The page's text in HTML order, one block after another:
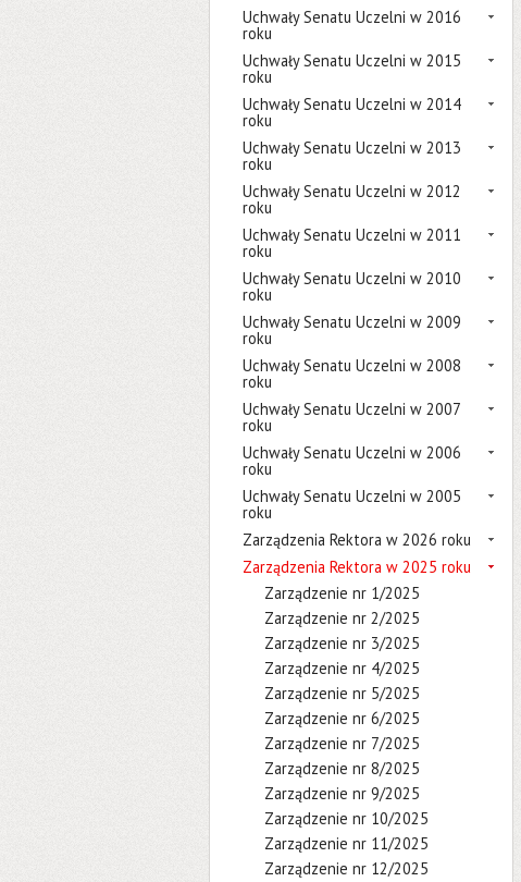
Uchwały Senatu Uczelni w 2016
roku
Uchwały Senatu Uczelni w 2015
roku
Uchwały Senatu Uczelni w 2014
roku
Uchwały Senatu Uczelni w 2013
roku
Uchwały Senatu Uczelni w 2012
roku
Uchwały Senatu Uczelni w 2011
roku
Uchwały Senatu Uczelni w 2010
roku
Uchwały Senatu Uczelni w 2009
roku
Uchwały Senatu Uczelni w 2008
roku
Uchwały Senatu Uczelni w 2007
roku
Uchwały Senatu Uczelni w 2006
roku
Uchwały Senatu Uczelni w 2005
roku
Zarządzenia Rektora w 2026 roku
Zarządzenia Rektora w 2025 roku
Zarządzenie nr 1/2025
Zarządzenie nr 2/2025
Zarządzenie nr 3/2025
Zarządzenie nr 4/2025
Zarządzenie nr 5/2025
Zarządzenie nr 6/2025
Zarządzenie nr 7/2025
Zarządzenie nr 8/2025
Zarządzenie nr 9/2025
Zarządzenie nr 10/2025
Zarządzenie nr 11/2025
Zarządzenie nr 12/2025